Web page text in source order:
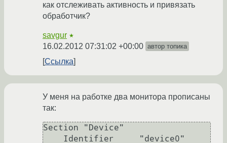
как отслеживать активность и привязать
обработчик?
savgur ★
16.02.2012 07:31:02 +00:00 автор топика
Ссылка
У меня на работке два монитора прописаны
так:
Section "Device"